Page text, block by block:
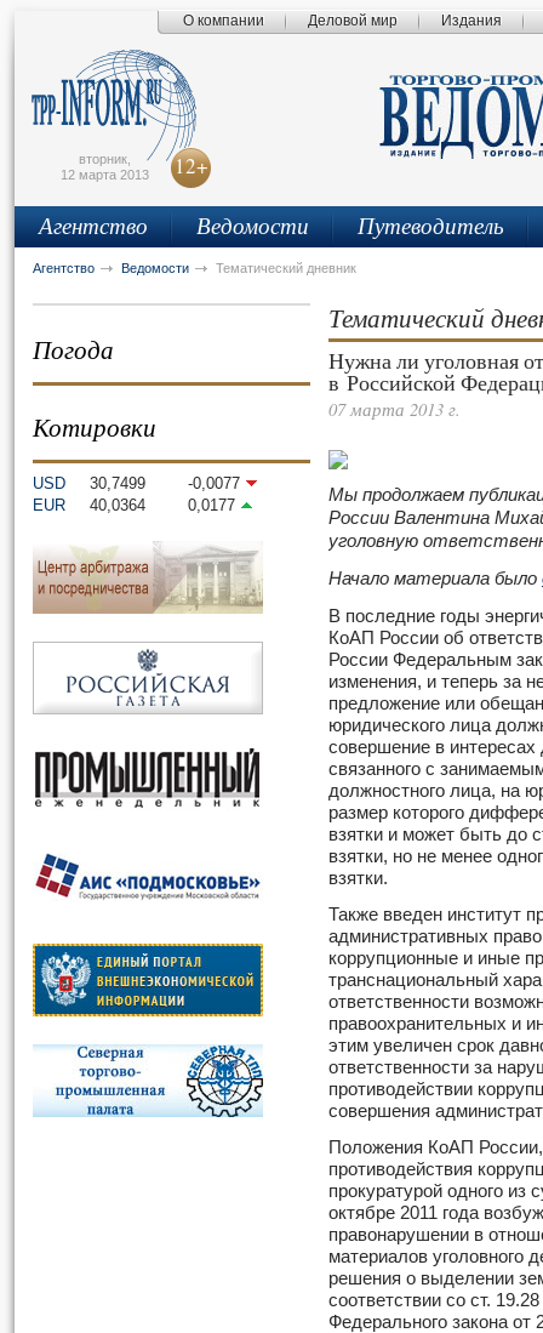
О компании Деловой мир Издания
вторник,
12 марта 2013
12+
Агентство Ведомости Путеводитель
Агентство Ведомости Тематический дневник
Погода
Котировки
USD 30,7499
-0,0077
EUR
40,0364 0,0177
Тематический
Нужна ли уголовная
в Российской
07 марта 2013 г.
Мы продолжаем
России Валентина
уголовную
Начало материала было
В последние годы
КоАП России об
России Федеральным
изменения, и теперь за
предложение или
юридического лица
совершение в интересах
связанного с
должностного лица, на
размер которого
взятки и может быть до
взятки, но не менее
взятки.
Также введен институт
административных
коррупционные и иные
транснациональный
ответственности
правоохранительных и
этим увеличен срок
ответственности за
противодействии
совершения
Положения КоАП
противодействия
прокуратурой одного из
октябре 2011 года
правонарушении в
материалов уголовного
решения о выделении
соответствии со ст.
Федерального закона